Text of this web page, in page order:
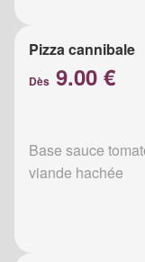
Pizza cannibale
Dès 9.00 €
Base sauce
viande hachée